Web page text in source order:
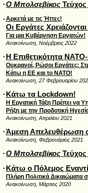
·Ο Μπολσεβίκος Τεύχος
·Αρκετά με τις Ήττες!
Οι Εργάτες
Για μια Κυβέρνηση Εργατών!
Ανακοίνωση, Νοέμβριος 2022
· Η Επιθετικότητα
Ουκρανοί, Ρώσοι Εργάτες:
Κάτω η ΕΕ και το ΝΑΤΟ!
Ανακοίνωση, 27 Φεβρουαρίου
· Κάτω τα Lockdown!
Η Εργατική Τάξη Πρέπει να
Ρήξη με την Προδοτική
Ανακοίνωση, Απριλίου 2021
·Άμεση Απελευθέρωση
Ανακοίνωση, Φεβρουάριος 2021
·Ο Μπολσεβίκος
· Κάτω ο Πόλεμος
Πλήρη Πολιτικά
Ανακοίνωση, Μάρτιος 2020